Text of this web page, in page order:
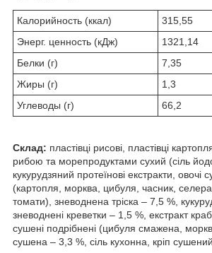
Калорийность (ккал)
315,55
Энерг. ценность (кДж)
1321,14
Белки (г)
7,35
Жиры (г)
1,3
Углеводы (г)
66,2
Склад: пластівці рисові, пластівці
рибою та морепродуктами сухий (сіль
кукурудзяний протеїнові екстракти, овочі
(картопля, морква, цибуля, часник,
томати), зневоднена тріска – 7,5 %,
зневоднені креветки – 1,5 %, екстракт
сушені подрібнені (цибуля смажена,
сушена – 3,3 %, сіль кухонна, кріп